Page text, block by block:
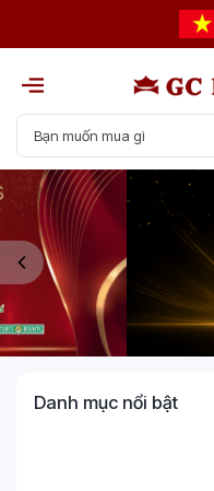
Danh mục nổi bật